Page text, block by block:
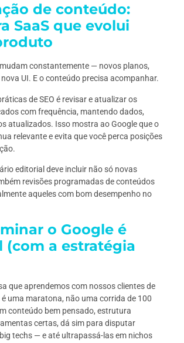
de conteúdo:
SaaS que evolui
constantemente — novos planos,
UI. E o conteúdo precisa acompanhar.
de SEO é revisar e atualizar os
com frequência, mantendo dados,
atualizados. Isso mostra ao Google que o
relevante e evita que você perca posições
editorial deve incluir não só novas
revisões programadas de conteúdos
aqueles com bom desempenho no
o Google é
(com a estratégia
que aprendemos com nossos clientes de
é uma maratona, não uma corrida de 100
conteúdo bem pensado, estrutura
certas, dá sim para disputar
techs — e até ultrapassá-las em nichos